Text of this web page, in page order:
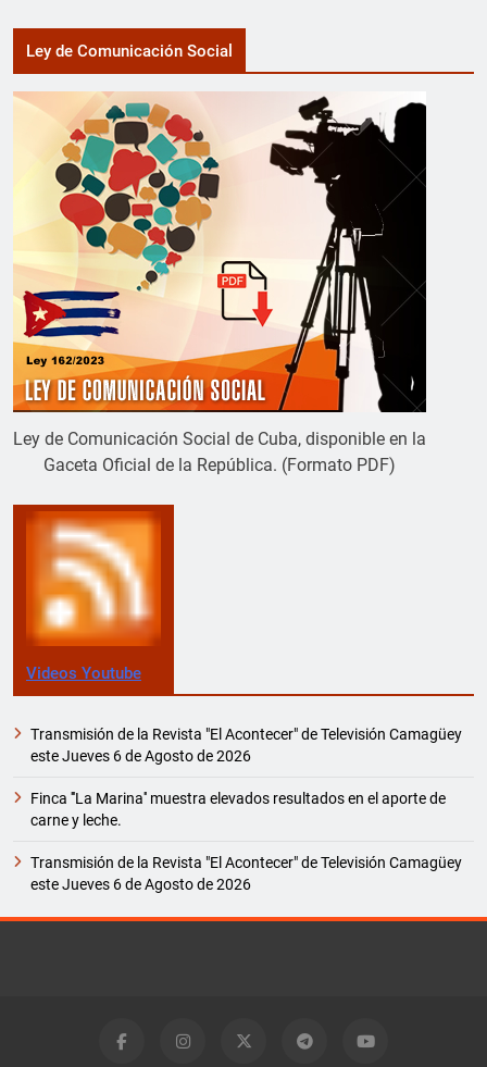
Ley de Comunicación Social
Ley de Comunicación Social de Cuba, disponible en la
Gaceta Oficial de la República. (Formato PDF)
Videos Youtube
Transmisión de la Revista "El Acontecer" de Televisión Camagüey
este Jueves 6 de Agosto de 2026
Finca '''La Marina'' muestra elevados resultados en el aporte de
carne y leche.
Transmisión de la Revista "El Acontecer" de Televisión Camagüey
este Jueves 6 de Agosto de 2026